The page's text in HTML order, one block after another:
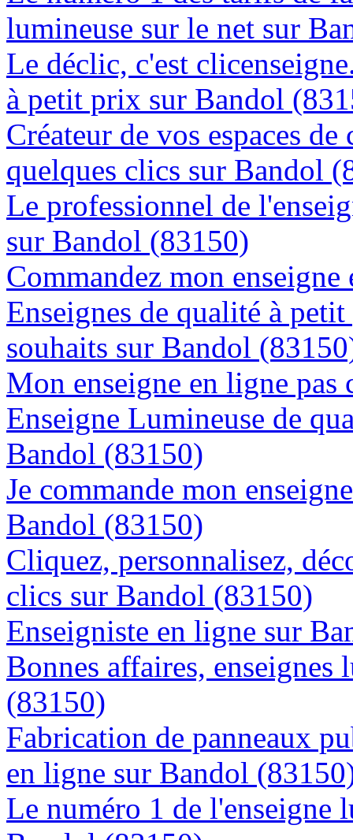
lumineuse sur le net sur
Le déclic, c'est
à petit prix sur Bandol
Créateur de vos espaces
quelques clics sur Bandol
Le professionnel de
sur Bandol (83150)
Commandez mon
Enseignes de qualité à
souhaits sur Bandol
Mon enseigne en ligne
Enseigne Lumineuse de
Bandol (83150)
Je commande mon
Bandol (83150)
Cliquez, personnalisez,
clics sur Bandol (83150)
Enseigniste en ligne sur
Bonnes affaires,
(83150)
Fabrication de panneaux
en ligne sur Bandol
Le numéro 1 de l'enseigne